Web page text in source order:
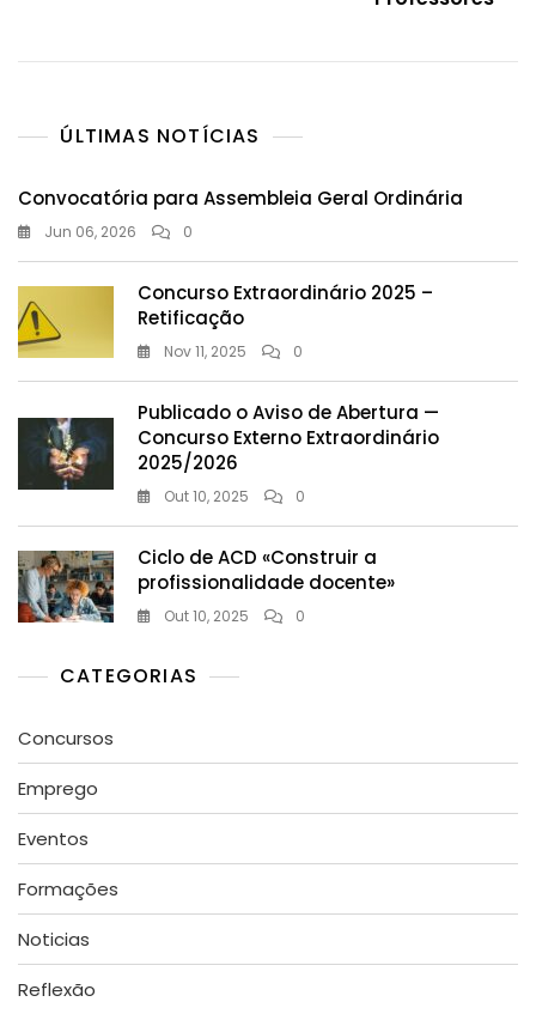
ÚLTIMAS NOTÍCIAS
Convocatória para Assembleia Geral Ordinária
Jun 06, 2026 0
Concurso Extraordinário 2025 –
Retificação
Nov 11, 2025 0
Publicado o Aviso de Abertura —
Concurso Externo Extraordinário
2025/2026
Out 10, 2025 0
Ciclo de ACD «Construir a
profissionalidade docente»
Out 10, 2025 0
CATEGORIAS
Concursos
Emprego
Eventos
Formações
Noticias
Reflexão